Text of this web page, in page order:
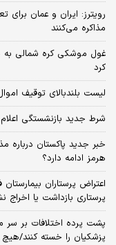
مذاکره می‌کنند
غول موشکی کره شمالی به
کرد
لیست بلندبالای توقیف
شرط جدید بازنشستگی
خبر جدید پاکستان درباره
هرمز ادامه دارد؟
اعتراض پرستاران
پرستاری بازداشت یا
پشت پرده اختلافات بر سر
پزشکیان را خسته کنند/